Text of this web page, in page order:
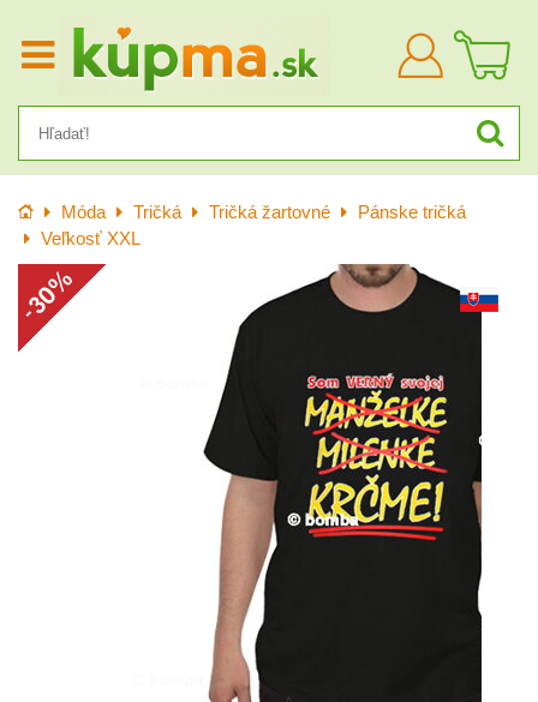
Prihlásiť
sa
Úvod Móda Tričká Tričká žartovné
Pánske tričká
Veľkosť XXL